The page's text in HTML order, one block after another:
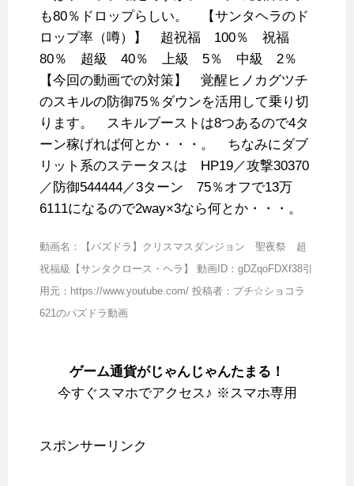
も80％ドロップらしい。 【サンタヘラのド
ロップ率（噂）】 超祝福 100％ 祝福
80％ 超級 40％ 上級 5％ 中級 2％
【今回の動画での対策】 覚醒ヒノカグツチ
のスキルの防御75％ダウンを活用して乗り切
ります。 スキルブーストは8つあるので4タ
ーン稼げれば何とか・・・。 ちなみにダブ
リット系のステータスは HP19／攻撃30370
／防御544444／3ターン 75％オフで13万
6111になるので2way×3なら何とか・・・。
動画名：【パズドラ】クリスマスダンジョン 聖夜祭 超
祝福級【サンタクロース・ヘラ】 動画ID：gDZqoFDXf38引
用元：https://www.youtube.com/ 投稿者：プチ☆ショコラ
621のパズドラ動画
ゲーム通貨がじゃんじゃんたまる！
今すぐスマホでアクセス♪ ※スマホ専用
スポンサーリンク